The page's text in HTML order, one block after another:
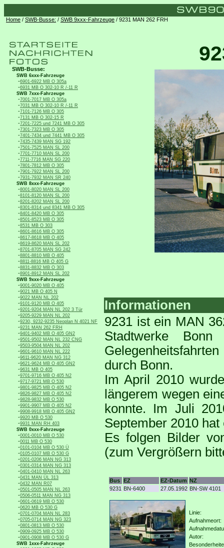
Home / SWB-Busse: / SWB 9xxx-Fahrzeuge / 9231 MAN 262 FRH
SWB-Busse:
SWB 6xxx-Fahrzeuge
-6901-6922 MB O 305a
-6931 MB O 302-10 R /-11 R
SWB 7xxx-Fahrzeuge
-7001-7017 MB O 305a
-7031 MB O 302-10 R /-11 R
-7101-7126 MB O 305
-7131 MB O 302-15 R
-7201-7225 und 7241 MB O 305
-7301-7323 MB O 305
-7401-7434 und 7441 MB O 305
-7435-7439 MAN SG 192
-7501-7525 MAN SL 200
-7701-7710 MAN SL 200
-7711-7716 MAN SG 220
-7801-7812 MB O 305
-7901-7922 MAN SL 200
-7931-7932 MAN SR 240
SWB 8xxx-Fahrzeuge
-8001-8020 MAN SL 200
-8101-8120 MAN SL 200
-8201-8202 MAN SL 200
-8301-8314 und 8341 MB O 305
-8401-8420 MB O 305
-8501-8523 MB O 305
-8531 MB O 303
-8601-8616 MB O 305
-8617-8618 MB O 405
-8619-8620 MAN SL 202
-8701-8705 MAN SG 242
-8801-8810 MB O 405
-8811-8816 MB O 405 G
-8831-8832 MB O 303
-8901-8912 MAN SL 202
SWB 9xxx-Fahrzeuge
-9001-9020 MB O 405
-9021 MB O 405 N
-9022 MAN NL 202
-9101-9120 MB O 405
-9201-9204 MAN NL 202 3 Tür
-9205-9229 MAN NL 202
-9230, 9232-9235 Neoplan N 4021 NF
-9231 MAN 262 FRH
-9401-9402 MB O 405 GN2
-9501-9502 MAN NL 232 CNG
-9503-9504 MAN NL 202
-9601-9610 MAN NL 222
-9611-9620 MAN NG 312
-9621-9624 MB O 405 GN2
-9631 MB O 405
-9701-9716 MB O 405 N2
-9717-9721 MB O 530
-9801-9825 MB O 405 N2
-9826-9827 MB O 405 N2
-9828-9832 MB O 530
-9901-9907 MB O 405 N2
-9908-9918 MB O 405 GN2
-9920 MB O 530
-9931 MAN RH 403
SWB 0xxx-Fahrzeuge
-0001-0010 MB O 530
-0011 MB O 530
-0101-0104 MB O 530 Ü
-0105-0107 MB O 530 G
-0201-0206 MAN NG 313
-0301-0314 MAN NG 313
-0401-0410 MAN NL 263
-0431 MAN ÜL 313
-0432 MAN R07
-0501-0505 MAN NL 263
-0506-0511 MAN NG 313
-0601-0619 MB O 530
-0620 MB O 530 G
-0701-0704 MAN NL 283
-0705-0714 MAN NG 323
-0801-0813 MB O 530
-0909-0925 MB O 530
-0901-0908 MB O 530 G
SWB 1xxx-Fahrzeuge
Informationen
9231 ist ein MAN
Stadtwerke
durch Bonn.
Im April 2010
längerem wegen
konnte. Im Juli
September 2010
Es folgen Bilder
(zum Vergrößern
Bus EZ EZ-Datum NZ
9231 BN-6400 27.05.1992 BN-SW 4101
Linie:
Aufnahmeort:
Autor: